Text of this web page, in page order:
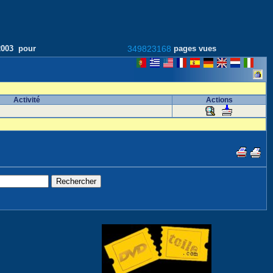
pour 349823168 pages vues
Activité Actions